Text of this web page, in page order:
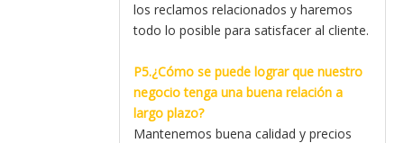
los reclamos relacionados y haremos
todo lo posible para satisfacer al cliente.
P5.¿Cómo se puede lograr que nuestro
negocio tenga una buena relación a
largo plazo?
Mantenemos buena calidad y precios